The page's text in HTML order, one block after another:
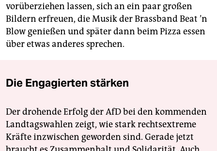
vorüberziehen lassen, sich an ein paar großen
Bildern erfreuen, die Musik der Brassband Beat ’n
Blow genießen und später dann beim Pizza essen
über etwas anderes sprechen.
Die Engagierten stärken
Der drohende Erfolg der AfD bei den kommenden
Landtagswahlen zeigt, wie stark rechtsextreme
Kräfte inzwischen geworden sind. Gerade jetzt